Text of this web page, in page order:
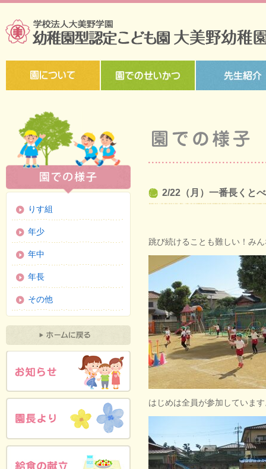
2/22（月）一番長くと
跳び続けることも難しい！み
はじめは全員が参加していま
りす組
年少
年中
年長
その他